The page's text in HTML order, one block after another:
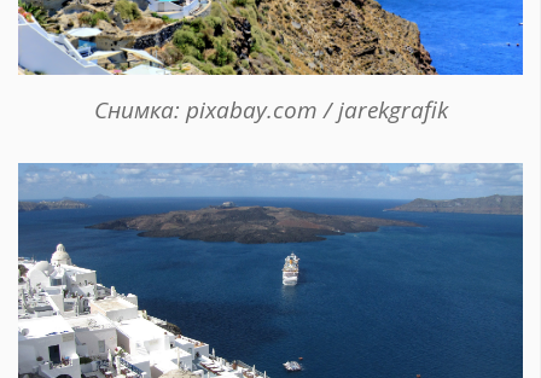
Снимка: pixabay.com / jarekgrafik